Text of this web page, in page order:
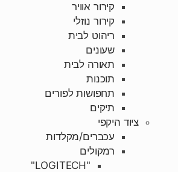
קירור אוויר
קירור נוזלי
ריהוט לבית
שעונים
תאורה לבית
תוכנות
תחפושות לפורים
תיקים
ציוד היקפי
עכברים/מקלדות
רמקולים
"LOGITECH"